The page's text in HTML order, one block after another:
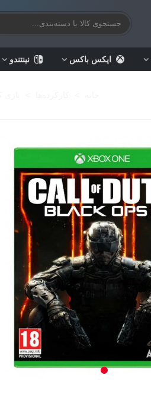
ایکس باکس نینتندو